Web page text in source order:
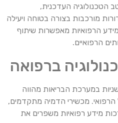
הטכנולוגיה העדכנית,
מורכבות בצורה בטוחה ויעילה
הרפואיות מאפשרות שיתוף
הרפואיים.
ברפואה
במערכת הבריאות מהווה
מכשירי הדמיה מתקדמים,
מידע רפואיות משפרים את